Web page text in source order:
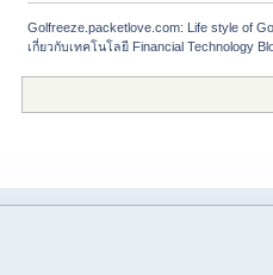
Golfreeze.packetlove.com: Life style of
เกี่ยวกับเทคโนโลยี Financial Technology